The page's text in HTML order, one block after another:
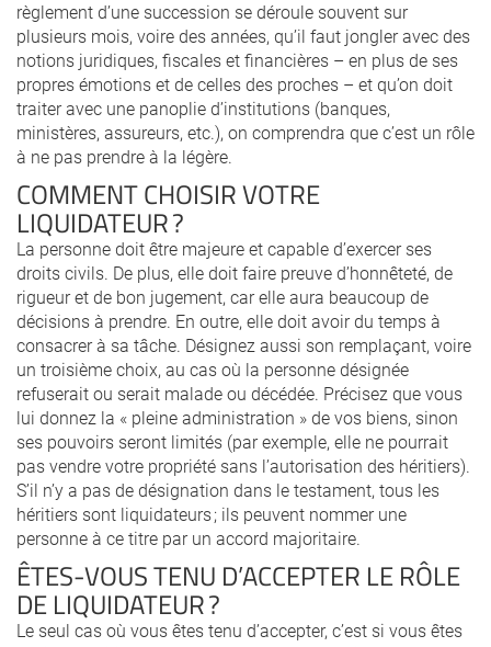
règlement d’une succession se déroule souvent sur
plusieurs mois, voire des années, qu’il faut jongler avec des
notions juridiques, fiscales et financières – en plus de ses
propres émotions et de celles des proches – et qu’on doit
traiter avec une panoplie d’institutions (banques,
ministères, assureurs, etc.), on comprendra que c’est un rôle
à ne pas prendre à la légère.
COMMENT CHOISIR VOTRE
LIQUIDATEUR ?
La personne doit être majeure et capable d’exercer ses
droits civils. De plus, elle doit faire preuve d’honnêteté, de
rigueur et de bon jugement, car elle aura beaucoup de
décisions à prendre. En outre, elle doit avoir du temps à
consacrer à sa tâche. Désignez aussi son remplaçant, voire
un troisième choix, au cas où la personne désignée
refuserait ou serait malade ou décédée. Précisez que vous
lui donnez la « pleine administration » de vos biens, sinon
ses pouvoirs seront limités (par exemple, elle ne pourrait
pas vendre votre propriété sans l’autorisation des héritiers).
S’il n’y a pas de désignation dans le testament, tous les
héritiers sont liquidateurs ; ils peuvent nommer une
personne à ce titre par un accord majoritaire.
ÊTES-VOUS TENU D’ACCEPTER LE RÔLE
DE LIQUIDATEUR ?
Le seul cas où vous êtes tenu d’accepter, c’est si vous êtes